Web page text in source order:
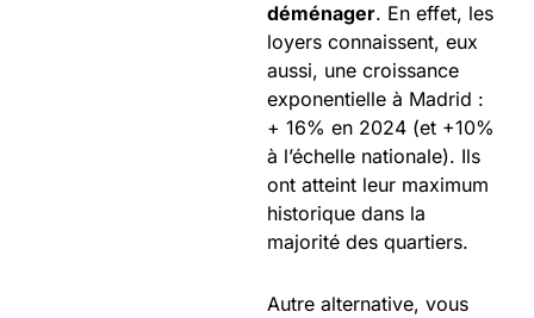
déménager. En effet, les
loyers connaissent, eux
aussi, une croissance
exponentielle à Madrid :
+ 16% en 2024 (et +10%
à l’échelle nationale). Ils
ont atteint leur maximum
historique dans la
majorité des quartiers.
Autre alternative, vous